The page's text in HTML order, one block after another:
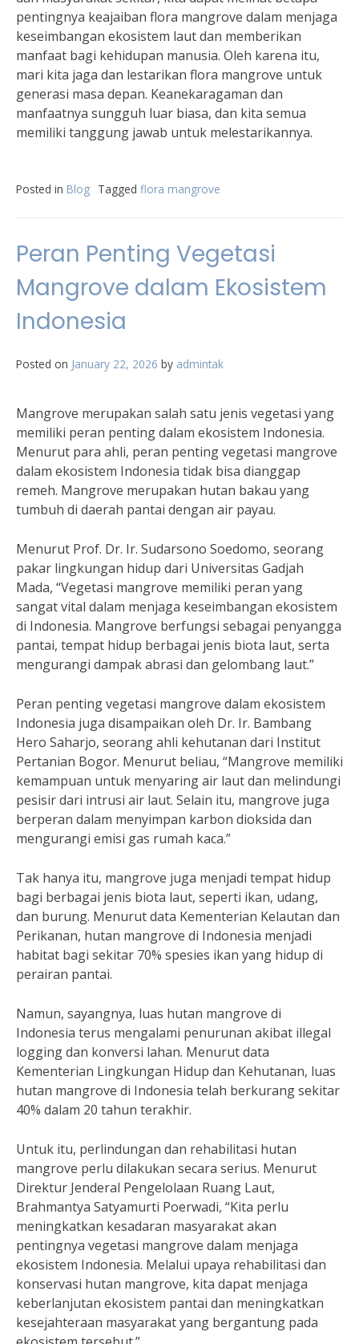
pentingnya keajaiban flora mangrove dalam menjaga
keseimbangan ekosistem laut dan memberikan
manfaat bagi kehidupan manusia. Oleh karena itu,
mari kita jaga dan lestarikan flora mangrove untuk
generasi masa depan. Keanekaragaman dan
manfaatnya sungguh luar biasa, dan kita semua
memiliki tanggung jawab untuk melestarikannya.
Posted in Blog Tagged flora mangrove
Peran Penting Vegetasi
Mangrove dalam Ekosistem
Indonesia
Posted on January 22, 2026 by admintak
Mangrove merupakan salah satu jenis vegetasi yang
memiliki peran penting dalam ekosistem Indonesia.
Menurut para ahli, peran penting vegetasi mangrove
dalam ekosistem Indonesia tidak bisa dianggap
remeh. Mangrove merupakan hutan bakau yang
tumbuh di daerah pantai dengan air payau.
Menurut Prof. Dr. Ir. Sudarsono Soedomo, seorang
pakar lingkungan hidup dari Universitas Gadjah
Mada, “Vegetasi mangrove memiliki peran yang
sangat vital dalam menjaga keseimbangan ekosistem
di Indonesia. Mangrove berfungsi sebagai penyangga
pantai, tempat hidup berbagai jenis biota laut, serta
mengurangi dampak abrasi dan gelombang laut.”
Peran penting vegetasi mangrove dalam ekosistem
Indonesia juga disampaikan oleh Dr. Ir. Bambang
Hero Saharjo, seorang ahli kehutanan dari Institut
Pertanian Bogor. Menurut beliau, “Mangrove memiliki
kemampuan untuk menyaring air laut dan melindungi
pesisir dari intrusi air laut. Selain itu, mangrove juga
berperan dalam menyimpan karbon dioksida dan
mengurangi emisi gas rumah kaca.”
Tak hanya itu, mangrove juga menjadi tempat hidup
bagi berbagai jenis biota laut, seperti ikan, udang,
dan burung. Menurut data Kementerian Kelautan dan
Perikanan, hutan mangrove di Indonesia menjadi
habitat bagi sekitar 70% spesies ikan yang hidup di
perairan pantai.
Namun, sayangnya, luas hutan mangrove di
Indonesia terus mengalami penurunan akibat illegal
logging dan konversi lahan. Menurut data
Kementerian Lingkungan Hidup dan Kehutanan, luas
hutan mangrove di Indonesia telah berkurang sekitar
40% dalam 20 tahun terakhir.
Untuk itu, perlindungan dan rehabilitasi hutan
mangrove perlu dilakukan secara serius. Menurut
Direktur Jenderal Pengelolaan Ruang Laut,
Brahmantya Satyamurti Poerwadi, “Kita perlu
meningkatkan kesadaran masyarakat akan
pentingnya vegetasi mangrove dalam menjaga
ekosistem Indonesia. Melalui upaya rehabilitasi dan
konservasi hutan mangrove, kita dapat menjaga
keberlanjutan ekosistem pantai dan meningkatkan
kesejahteraan masyarakat yang bergantung pada